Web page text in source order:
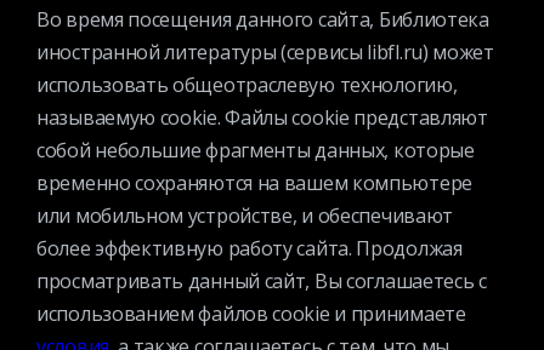
О БИБЛИОТЕКЕ
Контактная информация
Вакансии
Услуги
История библиотеки
Во время посещения данного сайта, Библиотека
иностранной литературы (сервисы libfl.ru) может
использовать общеотраслевую технологию,
называемую cookie. Файлы cookie представляют
собой небольшие фрагменты данных, которые
временно сохраняются на вашем компьютере
или мобильном устройстве, и обеспечивают
более эффективную работу сайта. Продолжая
просматривать данный сайт, Вы соглашаетесь с
использованием файлов cookie и принимаете